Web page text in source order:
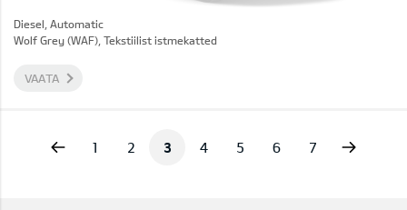
Diesel, Automatic
Wolf Grey (WAF), Tekstiilist istmekatted
VAATA
1 2 3 4 5 6 7